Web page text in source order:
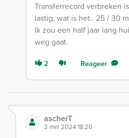
Transferrecord verbreken
lastig, wat is het.. 25 / 30
Ik zou een half jaar lang
weg gaat.
2 Reageer
ascherT
2 mei 2024 18:20